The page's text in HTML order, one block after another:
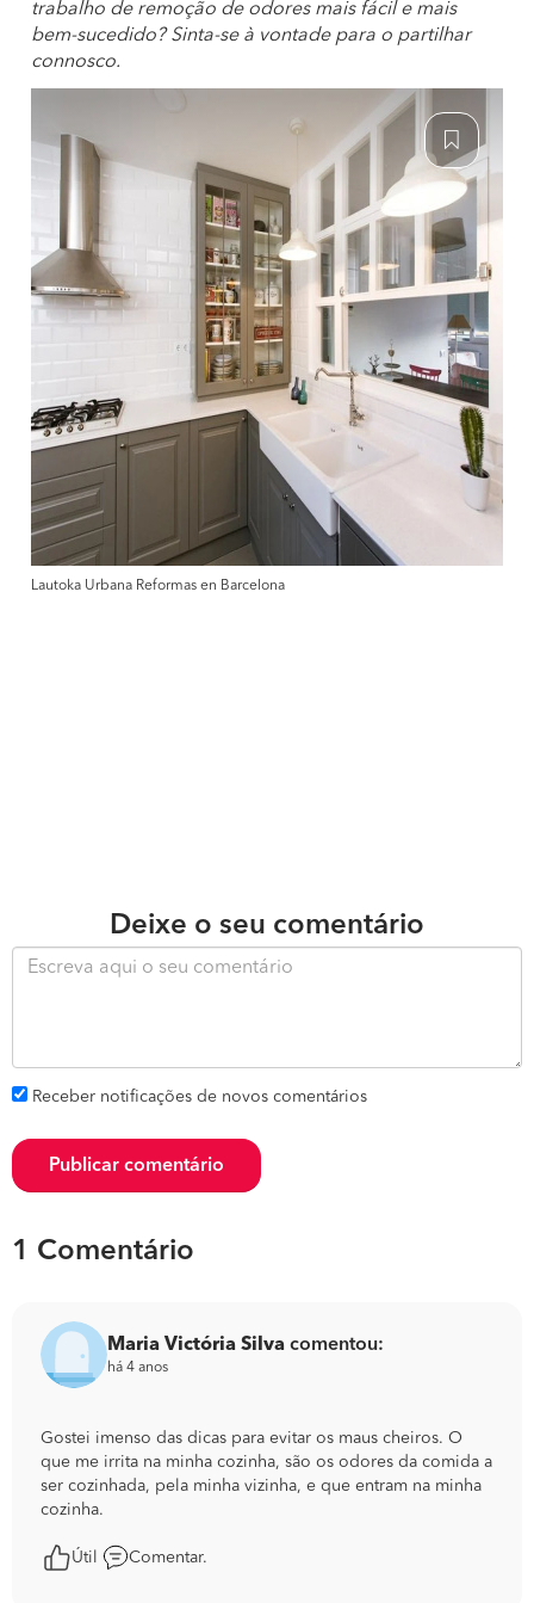
trabalho de remoção de odores mais fácil e mais
bem-sucedido? Sinta-se à vontade para o partilhar
connosco.
Lautoka Urbana Reformas en Barcelona
Deixe o seu comentário
Receber notificações de novos comentários
Publicar comentário
1 Comentário
Maria Victória Silva comentou:
há 4 anos
Gostei imenso das dicas para evitar os maus cheiros. O
que me irrita na minha cozinha, são os odores da comida a
ser cozinhada, pela minha vizinha, e que entram na minha
cozinha.
Útil Comentar.